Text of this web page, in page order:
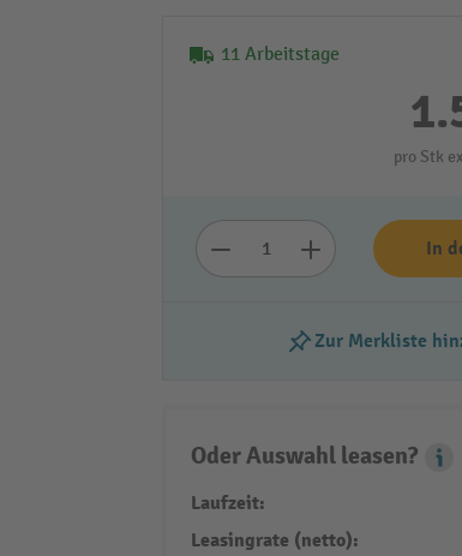
11 Arbeitstage
pro Stk
In
Zur Merkliste
Oder Auswahl leasen?
Laufzeit:
Leasingrate (netto):